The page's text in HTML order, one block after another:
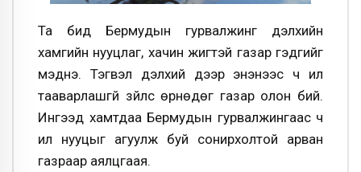
Та бид Бермудын гурвалжинг дэлхийн
хамгийн нууцлаг, хачин жигтэй газар гэдгийг
мэднэ. Тэгвэл дэлхий дээр энэнээс ч илүү
тааварлашгүй зүйлс өрнөдөг газар олон бий.
Ингээд хамтдаа Бермудын гурвалжингаас ч
илүү нууцыг агуулж буй сонирхолтой арван
газраар аялцгаая.